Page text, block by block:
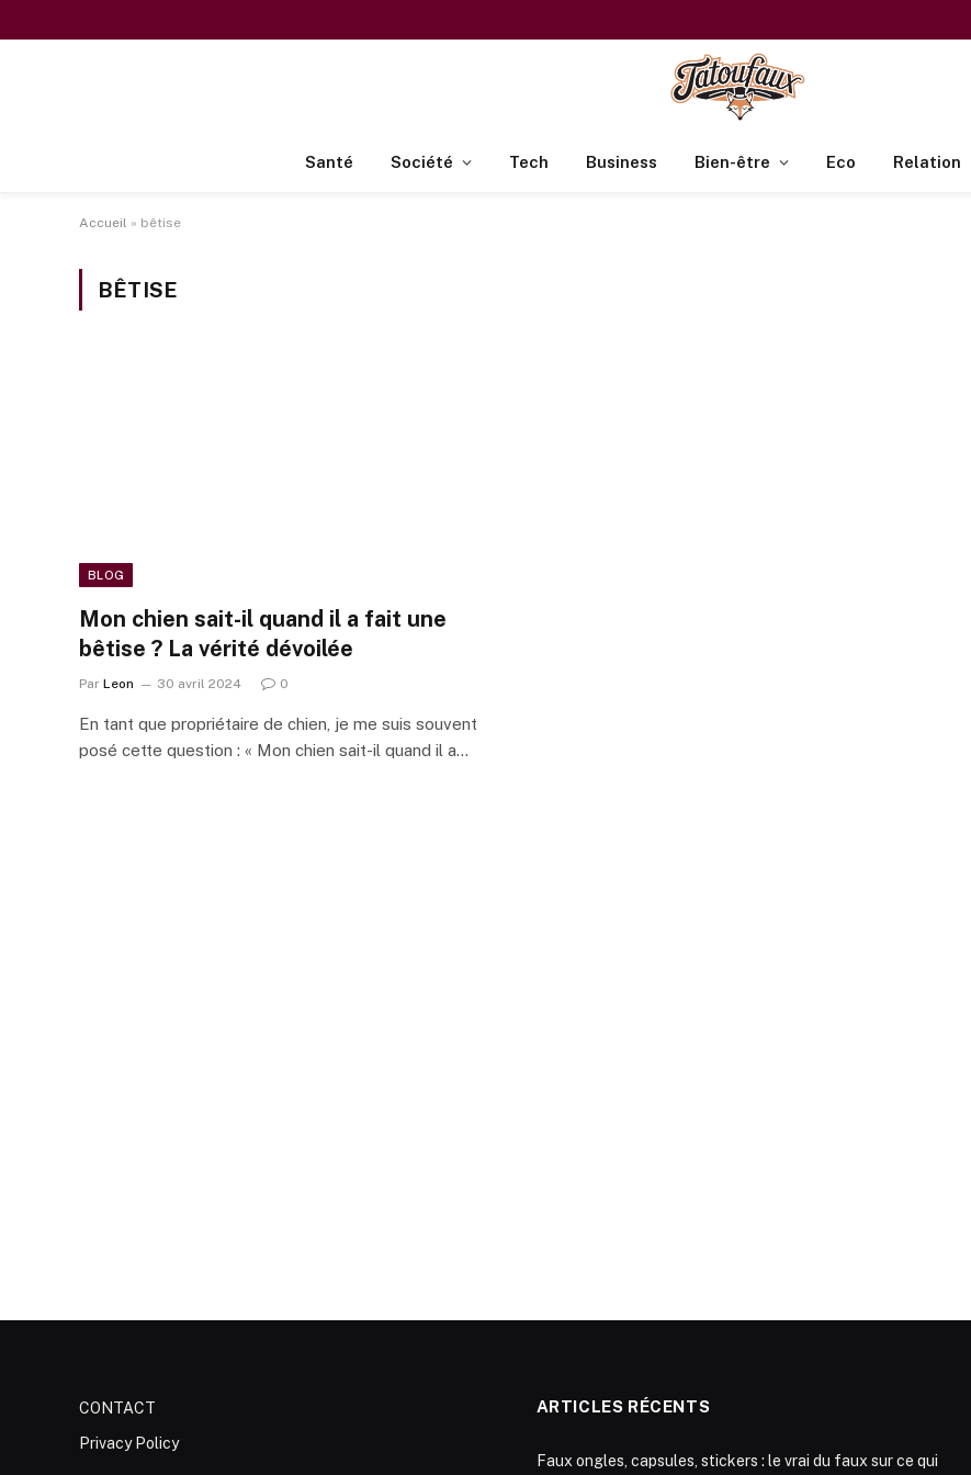
Santé Société Tech Business Bien-être Eco Relation
Accueil » bêtise
BÊTISE
BLOG
Mon chien sait-il quand il a fait une
bêtise ? La vérité dévoilée
Par Leon 30 avril 2024 0
En tant que propriétaire de chien, je me suis souvent
posé cette question : « Mon chien sait-il quand il a…
CONTACT
Privacy Policy
ARTICLES RÉCENTS
Faux ongles, capsules, stickers : le vrai du faux sur ce qui